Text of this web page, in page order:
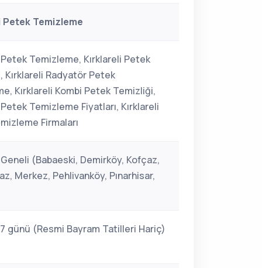
Petek Temizleme
Petek Temizleme, Kırklareli Petek
Kırklareli Radyatör Petek
Kırklareli Kombi Petek Temizliği,
Temizleme Fiyatları, Kırklareli
Firmaları
Geneli (Babaeski, Demirköy, Kofçaz,
Merkez, Pehlivanköy, Pınarhisar,
günü (Resmi Bayram Tatilleri Hariç)